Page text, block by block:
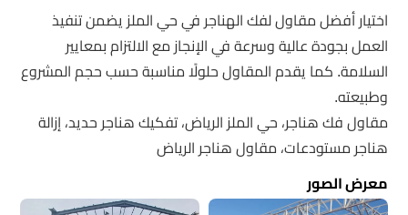
اختيار أفضل مقاول لفك الهناجر في حي الملز يضمن تنفيذ
العمل بجودة عالية وسرعة في الإنجاز مع الالتزام بمعايير
السلامة. كما يقدم المقاول حلولًا مناسبة حسب حجم المشروع
وطبيعته.
مقاول فك هناجر، حي الملز الرياض، تفكيك هناجر حديد، إزالة
هناجر مستودعات، مقاول هناجر الرياض
معرض الصور